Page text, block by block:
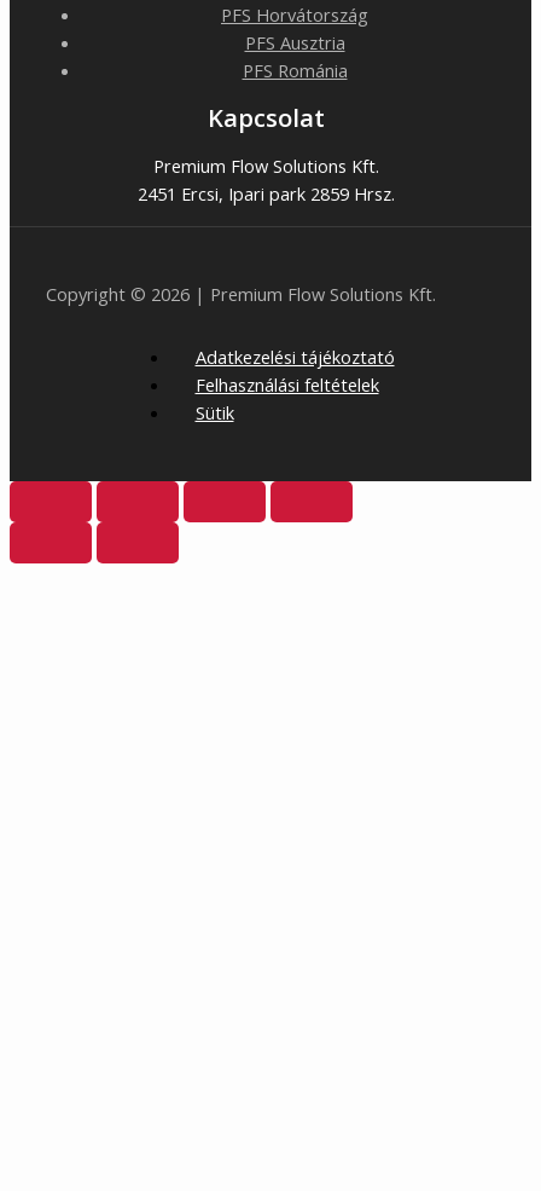
PFS Horvátország
PFS Ausztria
PFS Románia
Kapcsolat
Premium Flow Solutions Kft.
2451 Ercsi, Ipari park 2859 Hrsz.
Copyright © 2026 | Premium Flow Solutions Kft.
Adatkezelési tájékoztató
Felhasználási feltételek
Sütik